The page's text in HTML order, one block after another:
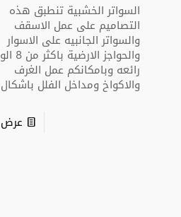
السواتر الخشبية تنطبق هذه
التصاميم على عمل الاسقف
والسواتر الجانبيه على الاسوار
والحواجز
رائعه وبامكانكم عمل الغرف
والاكواخ ومداخل الفلل باشكال
عرض